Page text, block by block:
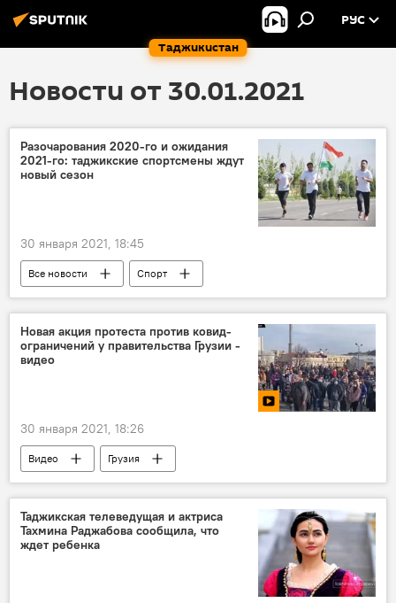
Таджикистан
РУС
Новости от 30.01.2021
Разочарования 2020-го и ожидания
2021-го: таджикские спортсмены ждут
новый сезон
30 января 2021, 18:45
Все новости
Спорт
Таджикистан: свежие новости спорта
Таджикистан
Новая акция протеста против ковид-
ограничений у правительства Грузии -
видео
30 января 2021, 18:26
Видео Грузия
Таджикская телеведущая и актриса
Тахмина Раджабова сообщила, что
ждет ребенка